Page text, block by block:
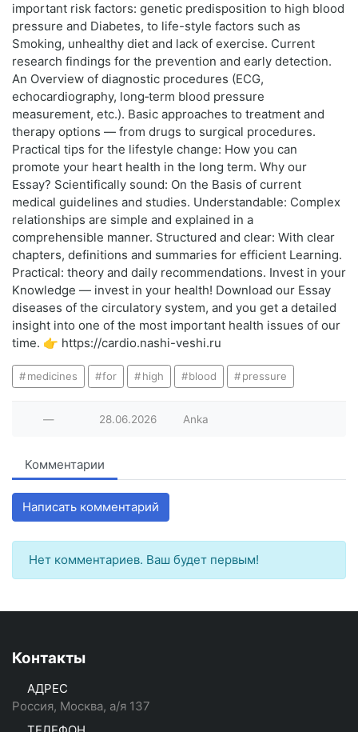
important risk factors: genetic predisposition to high blood
pressure and Diabetes, to life-style factors such as
Smoking, unhealthy diet and lack of exercise. Current
research findings for the prevention and early detection.
An Overview of diagnostic procedures (ECG,
echocardiography, long‑term blood pressure
measurement, etc.). Basic approaches to treatment and
therapy options — from drugs to surgical procedures.
Practical tips for the lifestyle change: How you can
promote your heart health in the long term. Why our
Essay? Scientifically sound: On the Basis of current
medical guidelines and studies. Understandable: Complex
relationships are simple and explained in a
comprehensible manner. Structured and clear: With clear
chapters, definitions and summaries for efficient Learning.
Practical: theory and daily recommendations. Invest in your
Knowledge — invest in your health! Download our Essay
diseases of the circulatory system, and you get a detailed
insight into one of the most important health issues of our
time. 👉 https://cardio.nashi-veshi.ru
medicines for high blood pressure
— 28.06.2026 Anka
Комментарии
Написать комментарий
Нет комментариев. Ваш будет первым!
Контакты
АДРЕС
Россия, Москва, а/я 137